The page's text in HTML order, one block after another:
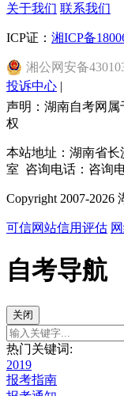
关于我们 联系我们
ICP证： 湘ICP备
湘公网安备
投诉中心 |
声明：湖南自考网
权
本站地址：湖南省长
室 咨询电话：咨询
Copyright 2007-2026
可信网站信用评估
自考导航
关闭
热门关键词:
2019
报考指南